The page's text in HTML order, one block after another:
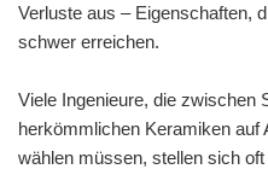
Verluste aus – Eigenschaften,
schwer erreichen.
Viele Ingenieure, die zwischen
herkömmlichen Keramiken auf
wählen müssen, stellen sich